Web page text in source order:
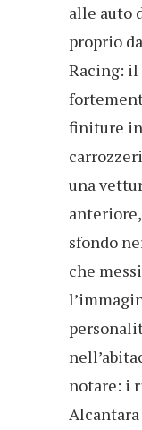
alle auto
proprio
Racing: il
finiture in
una
sfondo
che
notare: i